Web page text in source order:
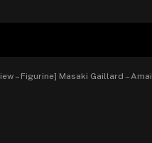
– Figurine] Masaki Gaillard –